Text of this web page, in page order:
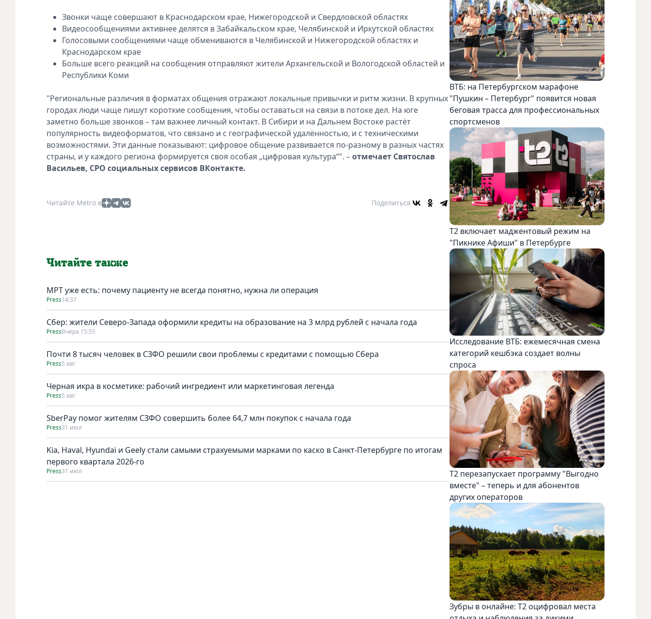
Звонки чаще совершают в Краснодарском крае, Нижегородской и Свердловской областях
Видеосообщениями активнее делятся в Забайкальском крае, Челябинской и Иркутской областях
Голосовыми сообщениями чаще обмениваются в Челябинской и Нижегородской областях и
Краснодарском крае
Больше всего реакций на сообщения отправляют жители Архангельской и Вологодской областей и
Республики Коми
"Региональные различия в форматах общения отражают локальные привычки и ритм жизни. В крупных
городах люди чаще пишут короткие сообщения, чтобы оставаться на связи в потоке дел. На юге
заметно больше звонков – там важнее личный контакт. В Сибири и на Дальнем Востоке растёт
популярность видеоформатов, что связано и с географической удалённостью, и с техническими
возможностями. Эти данные показывают: цифровое общение развивается по-разному в разных частях
страны, и у каждого региона формируется своя особая „цифровая культура“". –отмечает Святослав
Васильев, CPO социальных сервисов ВКонтакте.
Читайте Metro в Поделиться
Читайте также
МРТ уже есть: почему пациенту не всегда понятно, нужна ли операция
Press14:37
Сбер: жители Северо-Запада оформили кредиты на образование на 3 млрд рублей с начала года
PressВчера 15:55
Почти 8 тысяч человек в СЗФО решили свои проблемы с кредитами с помощью Сбера
Press5 авг
Черная икра в косметике: рабочий ингредиент или маркетинговая легенда
Press5 авг
SberPay помог жителям СЗФО совершить более 64,7 млн покупок c начала года
Press31 июл
Kia, Haval, Hyundai и Geely стали самыми страхуемыми марками по каско в Санкт-Петербурге по итогам
первого квартала 2026-го
Press31 июл
ВТБ: на Петербургском марафоне
"Пушкин – Петербург" появится новая
беговая трасса для профессиональных
спортсменов
Т2 включает маджентовый режим на
"Пикнике Афиши" в Петербурге
Исследование ВТБ: ежемесячная смена
категорий кешбэка создает волны
спроса
Т2 перезапускает программу "Выгодно
вместе" – теперь и для абонентов
других операторов
Зубры в онлайне: Т2 оцифровал места